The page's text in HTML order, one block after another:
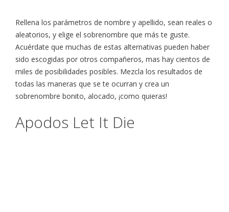
Rellena los parámetros de nombre y apellido, sean reales o
aleatorios, y elige el sobrenombre que más te guste.
Acuérdate que muchas de estas alternativas pueden haber
sido escogidas por otros compañeros, mas hay cientos de
miles de posibilidades posibles. Mezcla los resultados de
todas las maneras que se te ocurran y crea un
sobrenombre bonito, alocado, ¡como quieras!
Apodos Let It Die